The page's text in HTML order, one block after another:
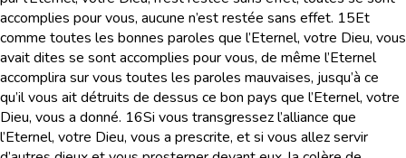
accomplies pour vous, aucune n’est restée sans effet. 15Et
comme toutes les bonnes paroles que l’Eternel, votre Dieu, vous
avait dites se sont accomplies pour vous, de même l’Eternel
accomplira sur vous toutes les paroles mauvaises, jusqu’à ce
qu’il vous ait détruits de dessus ce bon pays que l’Eternel, votre
Dieu, vous a donné. 16Si vous transgressez l’alliance que
l’Eternel, votre Dieu, vous a prescrite, et si vous allez servir